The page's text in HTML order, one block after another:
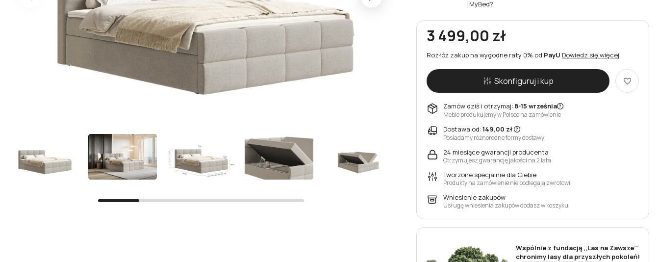
Google
Nie masz jeszcze konta?
MyBed?
3 499,00 zł
Rozłóż zakup na wygodne raty 0% od PayU Dowiedz się więcej
Skonfiguruj i kup
Zamów dziś i otrzymaj: 8-15 września
Meble produkujemy w Polsce na zamówienie
Dostawa od:149,00 zł
Posiadamy różnorodne formy dostawy
24 miesiące gwarancji producenta
Otrzymujesz gwarancję jakości na 2 lata
Tworzone specjalnie dla Ciebie
Produkty na zamówienie nie podlegają zwrotowi
Wniesienie zakupów
Usługę wniesienia zakupów dodasz w koszyku
Wspólnie z fundacją ,,Las na Zawsze’’
chronimy lasy dla przyszłych pokoleń!